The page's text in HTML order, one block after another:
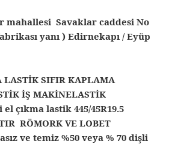
mahallesi Savaklar caddesi No
yanı ) Edirnekapı / Eyüp
LASTİK SIFIR KAPLAMA
İŞ MAKİNELASTİK
çıkma lastik 445/45R19.5
RÖMORK VE LOBET
ve temiz %50 veya % 70 dişli